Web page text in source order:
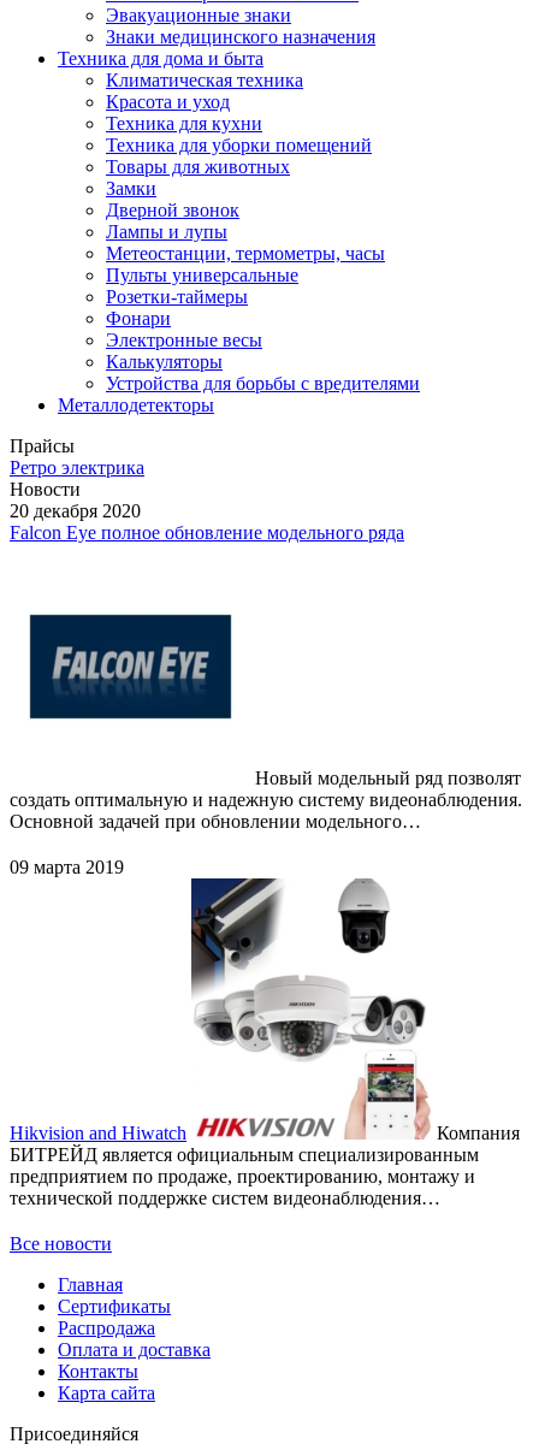
Эвакуационные знаки
Знаки медицинского назначения
Техника для дома и быта
Климатическая техника
Красота и уход
Техника для кухни
Техника для уборки помещений
Товары для животных
Замки
Дверной звонок
Лампы и лупы
Метеостанции, термометры, часы
Пульты универсальные
Розетки-таймеры
Фонари
Электронные весы
Калькуляторы
Устройства для борьбы с вредителями
Металлодетекторы
Прайсы
Ретро электрика
Новости
20 декабря 2020
Falcon Eye полное обновление модельного ряда
Новый модельный ряд позволят
создать оптимальную и надежную систему видеонаблюдения.
Основной задачей при обновлении модельного…
09 марта 2019
Hikvision and Hiwatch
Компания
БИТРЕЙД является официальным специализированным
предприятием по продаже, проектированию, монтажу и
технической поддержке систем видеонаблюдения…
Все новости
Главная
Сертификаты
Распродажа
Оплата и доставка
Контакты
Карта сайта
Присоединяйся